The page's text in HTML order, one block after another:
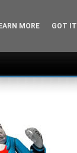
MORE GOT IT